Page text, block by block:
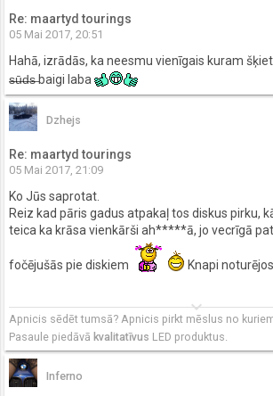
Re: maartyd tourings
05 Mai 2017, 20:51
Hahā, izrādās, ka neesmu vienīgais kuram
̶s̶ū̶d̶s̶ baigi laba
Dzhejs
Re: maartyd tourings
05 Mai 2017, 21:09
Ko Jūs saprotat.
Reiz kad pāris gadus atpakaļ tos diskus pirku,
teica ka krāsa vienkārši ah*****ā, jo vecrīgā
fočējušās pie diskiem Knapi
keyboard_arrow_down
Apnicis sēdēt tumsā? Apnicis pirkt mēslus no
Pasaule piedāvā kvalitatīvus LED produktus.
Inferno